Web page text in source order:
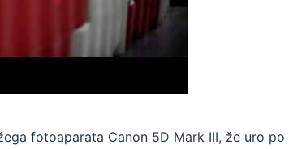
fotoaparata Canon 5D Mark III, že uro po